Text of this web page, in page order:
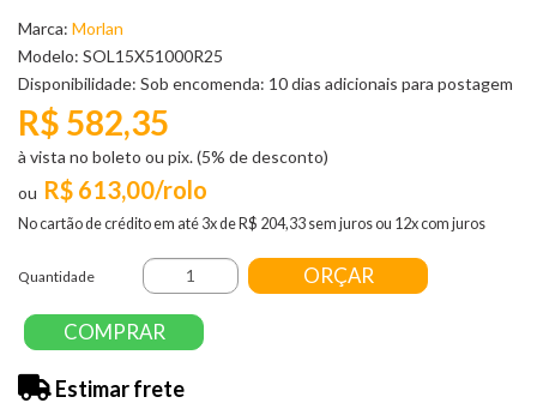
Marca: Morlan
Modelo: SOL15X51000R25
Disponibilidade: Sob encomenda: 10 dias adicionais para postagem
R$ 613,00/rolo
No cartão de crédito em até 3x de R$ 204,33 sem juros ou 12x com juros
R$ 582,35
à vista no boleto ou pix. (5% de desconto)
Quantidade ORÇAR
COMPRAR
Estimar frete